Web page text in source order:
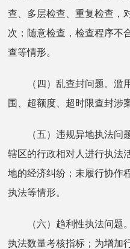
查、多层检查、重复检查，
次；随意检查，检查程序不
查等情形。
（四）乱查封问题。滥用
围、超额度、超时限查封涉
（五）违规异地执法问题
辖区的行政相对人进行执法
地的经济纠纷；未履行协作
执法等情形。
（六）趋利性执法问题。
执法数量考核指标；为增加